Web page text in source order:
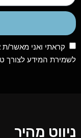
קראתי ואני מאשר/
לשמירת המידע לצורך
ניווט מהיר